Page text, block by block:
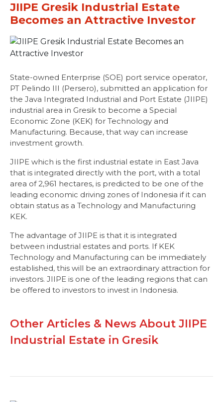
JIIPE Gresik Industrial Estate
Becomes an Attractive Investor
State-owned Enterprise (SOE) port service operator,
PT Pelindo III (Persero), submitted an application for
the Java Integrated Industrial and Port Estate (JIIPE)
industrial area in Gresik to become a Special
Economic Zone (KEK) for Technology and
Manufacturing. Because, that way can increase
investment growth.
JIIPE which is the first industrial estate in East Java
that is integrated directly with the port, with a total
area of 2,961 hectares, is predicted to be one of the
leading economic driving zones of Indonesia if it can
obtain status as a Technology and Manufacturing
KEK.
The advantage of JIIPE is that it is integrated
between industrial estates and ports. If KEK
Technology and Manufacturing can be immediately
established, this will be an extraordinary attraction for
investors. JIIPE is one of the leading regions that can
be offered to investors to invest in Indonesia.
Other Articles & News About JIIPE
Industrial Estate in Gresik